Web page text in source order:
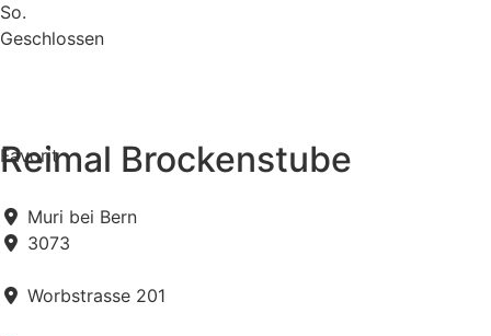
So.
Geschlossen
Favorit
Reimal Brockenstube
Muri bei Bern
3073
Worbstrasse 201